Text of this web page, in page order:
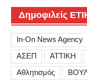
Δημοφιλείς
In-On News Agency
ΑΣΕΠ
ΑΤΤΙΚΗ
Αθλητισμός